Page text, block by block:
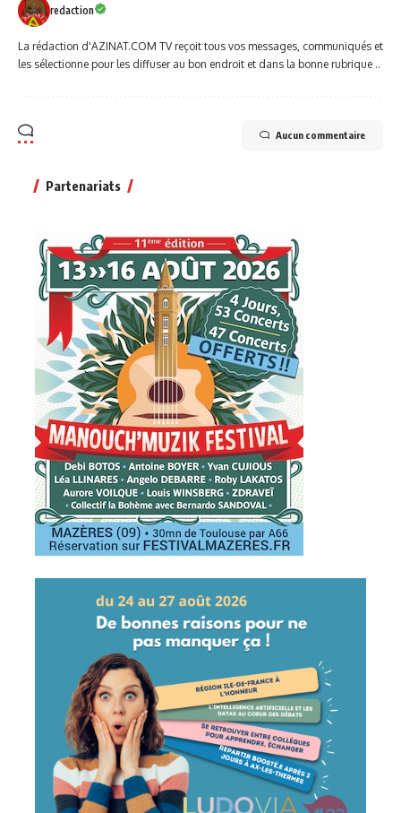
redaction
La rédaction d'AZINAT.COM TV reçoit tous vos messages, communiqués et
les sélectionne pour les diffuser au bon endroit et dans la bonne rubrique ..
Aucun commentaire
Partenariats